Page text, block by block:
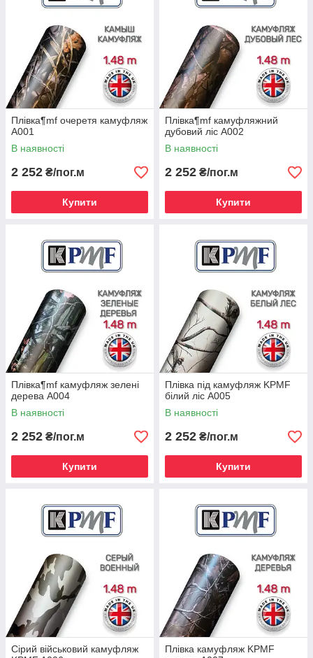
Плівка¶mf очеретя камуфляж
A001
В наявності
2 252 ₴/пог.м
Купити
Плівка¶mf камуфляжний
дубовий ліс A002
В наявності
2 252 ₴/пог.м
Купити
Плівка¶mf камуфляж зелені
дерева A004
В наявності
2 252 ₴/пог.м
Купити
Плівка під камуфляж KPMF
білий ліс A005
В наявності
2 252 ₴/пог.м
Купити
Сірий військовий камуфляж
Плівка камуфляж KPMF